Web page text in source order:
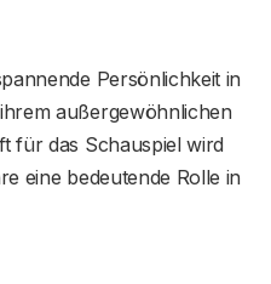
Persönlichkeit in
außergewöhnlichen
für das Schauspiel wird
eine bedeutende Rolle in